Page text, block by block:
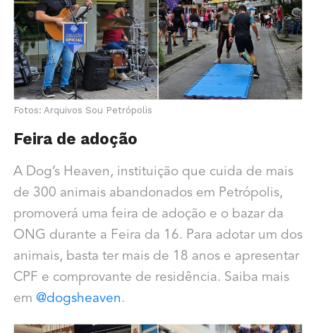
Fotos: Arquivos Sou Petrópolis
Feira de adoção
A Dog’s Heaven, instituição que cuida de mais
de 300 animais abandonados em Petrópolis,
promoverá uma feira de adoção e o bazar da
ONG durante a Feira da 16. Para adotar um dos
animais, basta ter mais de 18 anos e apresentar
CPF e comprovante de residência. Saiba mais
em @dogsheaven .